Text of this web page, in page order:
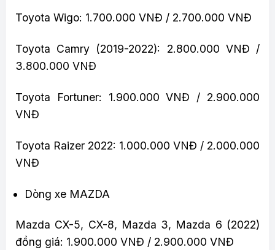
Toyota Wigo: 1.700.000 VNĐ / 2.700.000 VNĐ
Toyota Camry (2019-2022): 2.800.000 VNĐ /
3.800.000 VNĐ
Toyota Fortuner: 1.900.000 VNĐ / 2.900.000
VNĐ
Toyota Raizer 2022: 1.000.000 VNĐ / 2.000.000
VNĐ
Dòng xe MAZDA
Mazda CX-5, CX-8, Mazda 3, Mazda 6 (2022)
đồng giá: 1.900.000 VNĐ / 2.900.000 VNĐ